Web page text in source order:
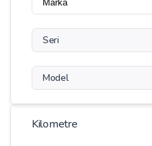
Seri
Model
Kilometre